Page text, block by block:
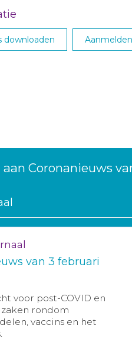
downloaden
Coronanieuws
van 3 februari
voor post-COVID en
rondom
vaccins en het